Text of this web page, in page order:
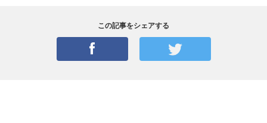
この記事をシェアする